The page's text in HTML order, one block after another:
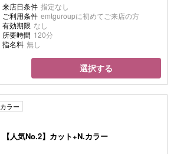
来店日条件 指定なし
ご利用条件 emtguroupに初めてご来店の方
有効期限 なし
所要時間 120分
指名料 無し
選択する
カラー
【人気No.2】カット+N.カラー